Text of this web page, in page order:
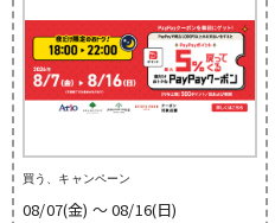
買う、キャンペーン
08/07(金) 〜 08/16(日)